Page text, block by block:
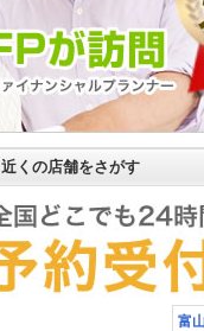
近くの店舗をさがす
富